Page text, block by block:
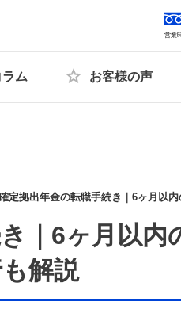
営業
ム お客様の声
税理士変更をお考えの方
催中の複数回開催セミナー
無料で資料ダウンロード
定拠出年金の転職手続き｜6ヶ月以
｜6ヶ月以内
解説